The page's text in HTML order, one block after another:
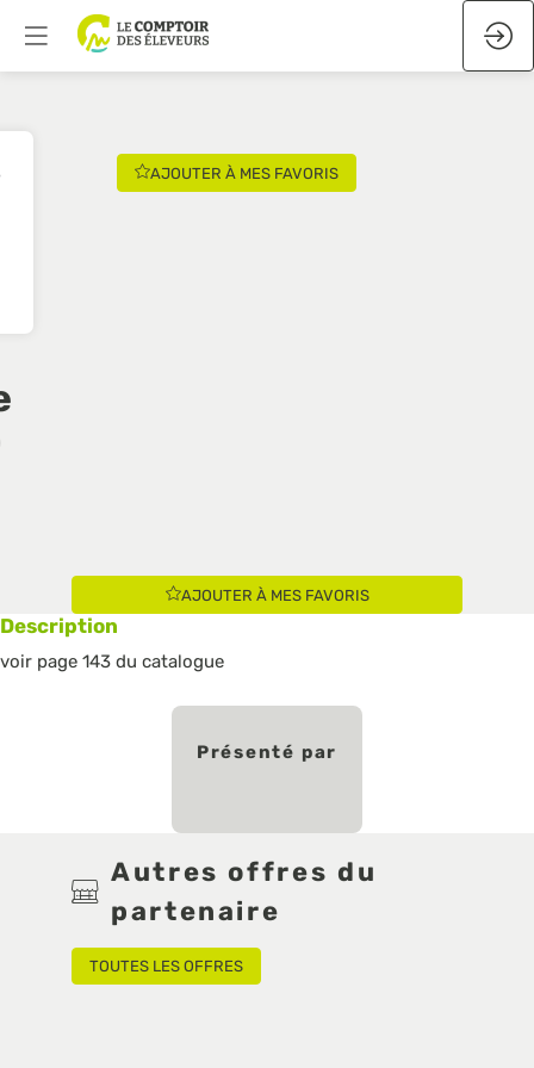
AJOUTER À MES FAVORIS
AJOUTER À MES FAVORIS
Description
voir page 143 du catalogue
Présenté par
Autres offres du
partenaire
TOUTES LES OFFRES